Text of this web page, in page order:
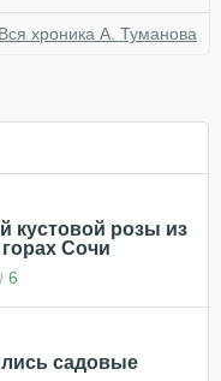
Вся хроника А. Туманова
кустовой розы из
Сочи
6
садовые